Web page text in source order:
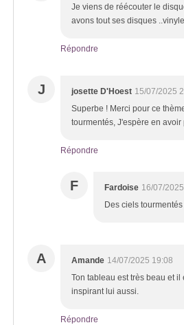
Je viens de réécouter le
avons tout ses disques
Répondre
J josette D'Hoest 15/07/2025
Superbe ! Merci pour ce
tourmentés, J'espère en
Répondre
F Fardoise 16/07/
Des ciels
A Amande 14/07/2025 19:08
Ton tableau est très beau et
inspirant lui aussi.
Répondre